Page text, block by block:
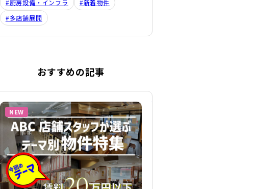
#厨房設備・インフラ
#新着物件
#多店舗展開
おすすめの記事
NEW
詳細を見る